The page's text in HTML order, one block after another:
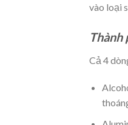
vào loại
Thành
Cả 4